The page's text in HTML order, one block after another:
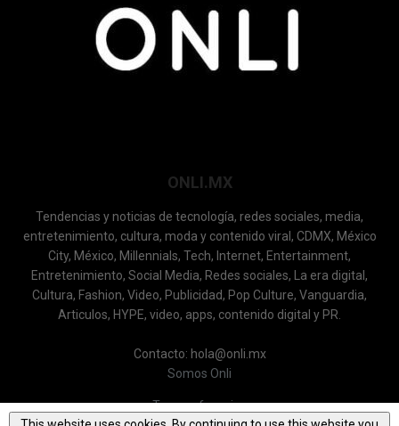
ONLI.MX
Tendencias y noticias de tecnología, redes sociales, media,
entretenimiento, cultura, moda y contenido viral, CDMX, México
City, México, Millennials, Tech, Internet, Entertainment,
Entretenimiento, Social Media, Redes sociales, La era digital,
Cultura, Fashion, Video, Publicidad, Pop Culture, Vanguardia,
Articulos, HYPE, video, apps, contenido digital y PR.
Contacto: hola@onli.mx
Somos Onli
Terms of service